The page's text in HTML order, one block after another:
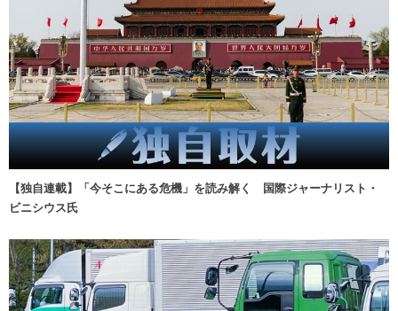
【独自連載】「今そこにある危機」を読み解く 国際ジャーナリスト・
ビニシウス氏